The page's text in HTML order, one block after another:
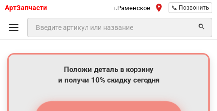
АртЗапчасти г.Раменское 📞 Позвонить
Положи деталь в корзину
и получи 10% скидку сегодня